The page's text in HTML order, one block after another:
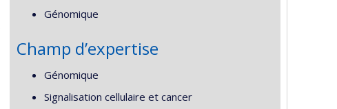
Génomique
Champ d’expertise
Génomique
Signalisation cellulaire et cancer